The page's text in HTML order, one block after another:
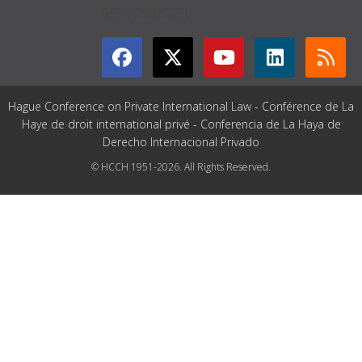
Hague Conference on Private International Law - Conférence de La
Haye de droit international privé - Conferencia de La Haya de
Derecho Internacional Privado
© HCCH 1951-2026. All Rights Reserved.